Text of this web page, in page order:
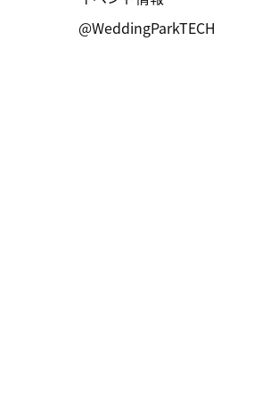
@WeddingParkTECH